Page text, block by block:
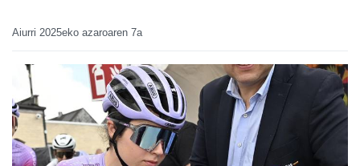
Aiurri 2025eko azaroaren 7a